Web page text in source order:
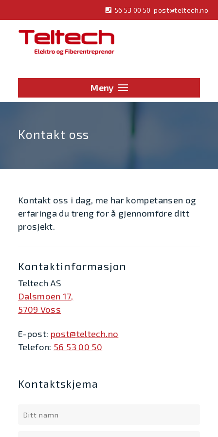
til
innhold
56 53 00 50post@teltech.no
Meny
Kontakt oss
Kontakt oss i dag, me har kompetansen og
erfaringa du treng for å gjennomføre ditt
prosjekt.
Kontaktinformasjon
Teltech AS
Dalsmoen 17,
5709 Voss
E-post: post@teltech.no
Telefon: 56 53 00 50
Kontaktskjema